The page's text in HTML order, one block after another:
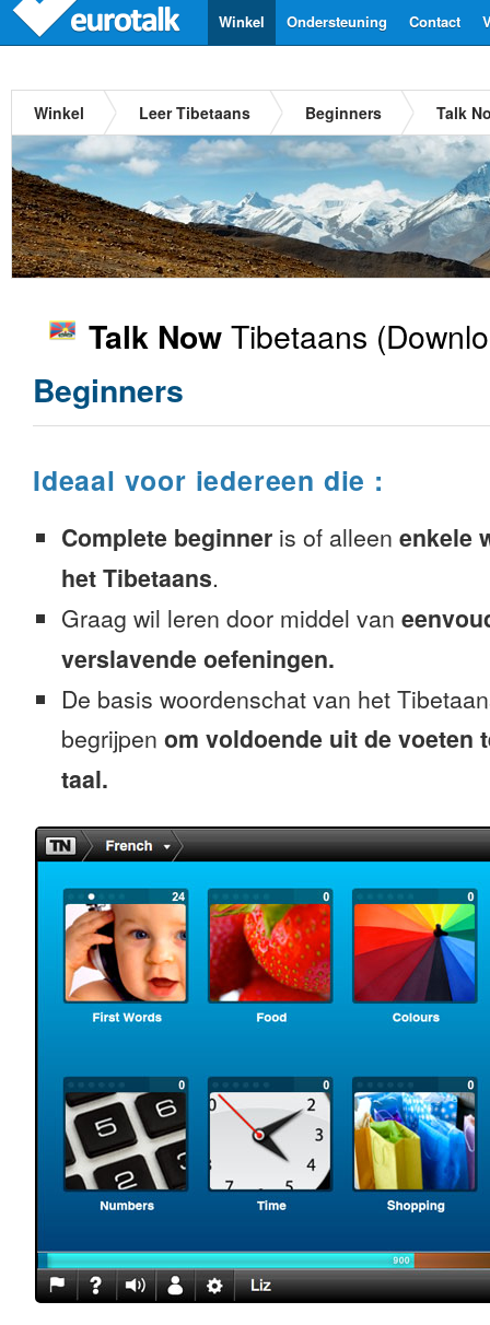
Contact
Ondersteuning
Winkel
Winkel Leer Tibetaans Beginners Talk
Talk NowTibetaans
Beginners
Ideaal voor iedereen die :
Complete beginner is of alleen enkele
het Tibetaans.
Graag wil leren door middel van
verslavende oefeningen.
De basis woordenschat van het
begrijpen om voldoende uit de voeten
taal.